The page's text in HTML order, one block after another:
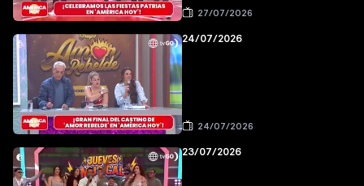
27/07/2026
24/07/2026
24/07/2026
23/07/2026